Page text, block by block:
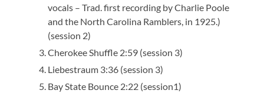
vocals – Trad. first recording by Charlie Poole
and the North Carolina Ramblers, in 1925.)
(session 2)
Cherokee Shuffle 2:59 (session 3)
Liebestraum 3:36 (session 3)
Bay State Bounce 2:22 (session1)